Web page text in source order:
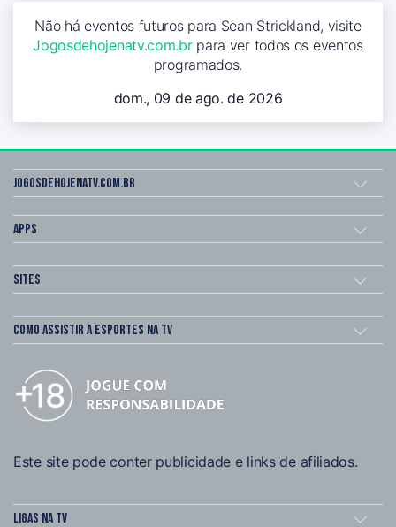
Não há eventos futuros para Sean Strickland, visite
Jogosdehojenatv.com.brpara ver todos os eventos
programados.
dom., 09 de ago. de 2026
Jogosdehojenatv.com.br
Apps
Sites
Como assistir a esportes na TV
Este site pode conter publicidade e links de afiliados.
Ligas na TV